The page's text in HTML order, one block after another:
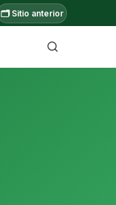
🗂️ Sitio anterior